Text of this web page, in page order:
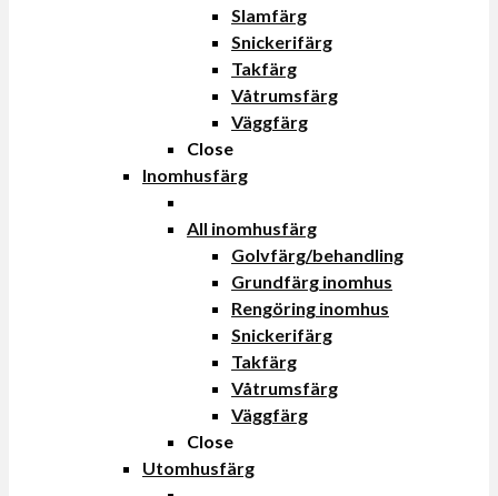
Slamfärg
Snickerifärg
Takfärg
Våtrumsfärg
Väggfärg
Close
Inomhusfärg
All inomhusfärg
Golvfärg/behandling
Grundfärg inomhus
Rengöring inomhus
Snickerifärg
Takfärg
Våtrumsfärg
Väggfärg
Close
Utomhusfärg